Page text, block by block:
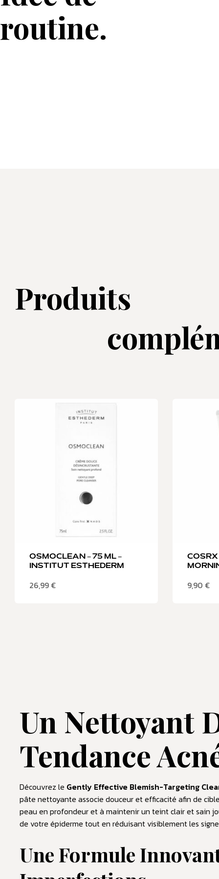
routine.
Produits
OSMOCLEAN – 75 ML –
INSTITUT ESTHEDERM
26,99 €
COSRX
9,90 €
Un Nettoyant
Tendance
Découvrez le Gently Effective Blemish-Targeting
pâte nettoyante associe douceur et efficacité afin de
peau en profondeur et à maintenir un teint clair et sain
de votre épiderme tout en réduisant visiblement les
Une Formule